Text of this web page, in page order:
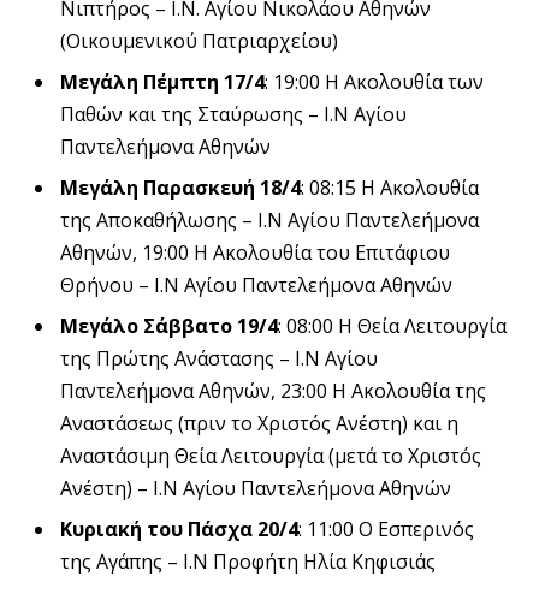
Νιπτήρος – I.N. Αγίου Νικολάου Αθηνών
(Οικουμενικού Πατριαρχείου)
Μεγάλη Πέμπτη 17/4: 19:00 Η Ακολουθία των
Παθών και της Σταύρωσης – Ι.Ν Αγίου
Παντελεήμονα Αθηνών
Μεγάλη Παρασκευή 18/4: 08:15 Η Ακολουθία
της Αποκαθήλωσης – Ι.Ν Αγίου Παντελεήμονα
Αθηνών, 19:00 H Ακολουθία του Επιτάφιου
Θρήνου – Ι.Ν Αγίου Παντελεήμονα Αθηνών
Μεγάλο Σάββατο 19/4: 08:00 Η Θεία Λειτουργία
της Πρώτης Ανάστασης – Ι.Ν Αγίου
Παντελεήμονα Αθηνών, 23:00 Η Ακολουθία της
Αναστάσεως (πριν το Χριστός Ανέστη) και η
Αναστάσιμη Θεία Λειτουργία (μετά το Χριστός
Ανέστη) – Ι.Ν Αγίου Παντελεήμονα Αθηνών
Κυριακή του Πάσχα 20/4: 11:00 Ο Εσπερινός
της Αγάπης – Ι.Ν Προφήτη Ηλία Κηφισιάς